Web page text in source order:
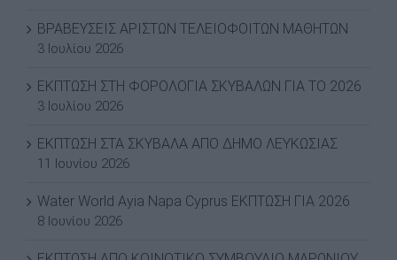
ΒΡΑΒΕΥΣΕΙΣ ΑΡΙΣΤΩΝ ΤΕΛΕΙΟΦΟΙΤΩΝ ΜΑΘΗΤΩΝ
3 Ιουλίου 2026
ΕΚΠΤΩΣΗ ΣΤΗ ΦΟΡΟΛΟΓΙΑ ΣΚΥΒΑΛΩΝ ΓΙΑ ΤΟ 2026
3 Ιουλίου 2026
ΕΚΠΤΩΣΗ ΣΤΑ ΣΚΥΒΑΛΑ ΑΠΟ ΔΗΜΟ ΛΕΥΚΩΣΙΑΣ
11 Ιουνίου 2026
Water World Ayia Napa Cyprus ΕΚΠΤΩΣΗ ΓΙΑ 2026
8 Ιουνίου 2026